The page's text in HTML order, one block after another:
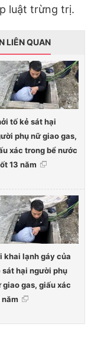
luật trừng trị.
LIÊN QUAN
tố kẻ sát hại
phụ nữ giao gas,
xác trong bể nước
13 năm
khai lạnh gáy của
sát hại người phụ
giao gas, giấu xác
năm